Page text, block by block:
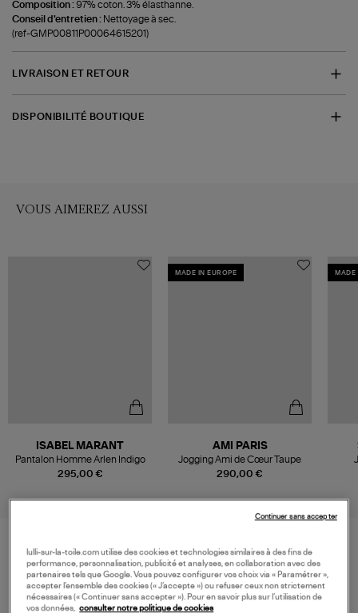
Composition : 97% coton. 3% élasthanne.
Conseil d'entretien : Nettoyage à sec.
(ref-GMP00811P00064615201)
LIVRAISON ET RETOUR
DISPONIBILITÉ BOUTIQUE
VOUS AIMEREZ AUSSI
295,00 €
ISABEL MARANT
Pantalon Homme Arlen Indigo
MADE IN EUROPE
290,00 €
AMI PARIS
Jogging Ami de Cœur Taupe
MADE
VOS DERNIERS PRODUITS VUS
lulli-sur-la-toile.com utilise des cookies et technologies similaires à des fins de
performance, personnalisation, publicité et analyses, en collaboration avec des
partenaires tels que Google. Vous pouvez configurer vos choix via « Paramétrer »,
accepter l’ensemble des cookies (« J’accepte ») ou refuser ceux non strictement
nécessaires (« Continuer sans accepter »). Pour en savoir plus sur l’utilisation de
vos données, consulter notre politique de cookies
Continuer sans accepter